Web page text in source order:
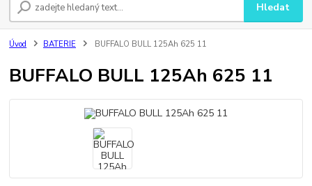
Hledat
Úvod BATERIE BUFFALO BULL 125Ah 625 11
BUFFALO BULL 125Ah 625 11